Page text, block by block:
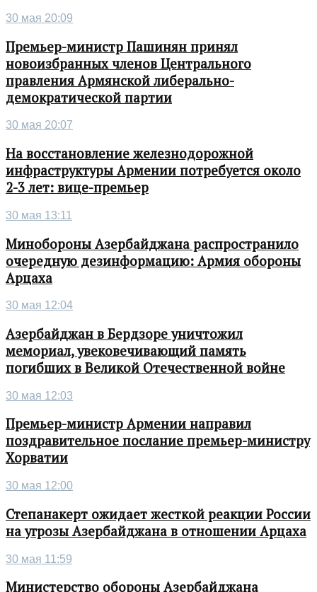
30 мая 20:09
Премьер-министр Пашинян принял
новоизбранных членов Центрального
правления Армянской либерально-
демократической партии
30 мая 20:07
На восстановление железнодорожной
инфраструктуры Армении потребуется около
2-3 лет: вице-премьер
30 мая 13:11
Минобороны Азербайджана распространило
очередную дезинформацию: Армия обороны
Арцаха
30 мая 12:04
Азербайджан в Бердзоре уничтожил
мемориал, увековечивающий память
погибших в Великой Отечественной войне
30 мая 12:03
Премьер-министр Армении направил
поздравительное послание премьер-министру
Хорватии
30 мая 12:00
Степанакерт ожидает жесткой реакции России
на угрозы Азербайджана в отношении Арцаха
30 мая 11:59
Министерство обороны Азербайджана